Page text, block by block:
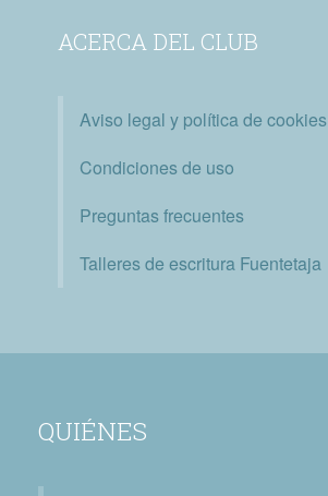
ACERCA DEL CLUB
Aviso legal y política de cookies
Condiciones de uso
Preguntas frecuentes
Talleres de escritura Fuentetaja
QUIÉNES